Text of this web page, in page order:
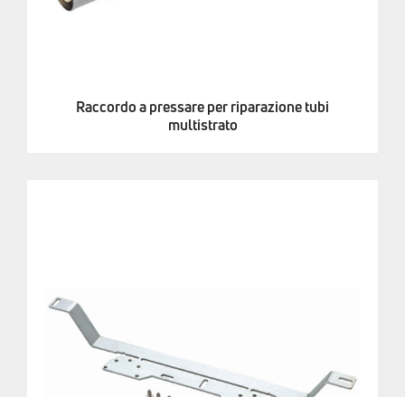
Raccordo a pressare per riparazione tubi
multistrato